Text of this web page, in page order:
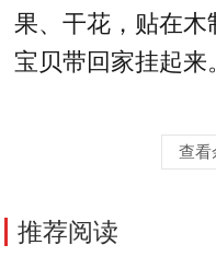
果、干花，贴在木
宝贝带回家挂起来
查看
推荐阅读